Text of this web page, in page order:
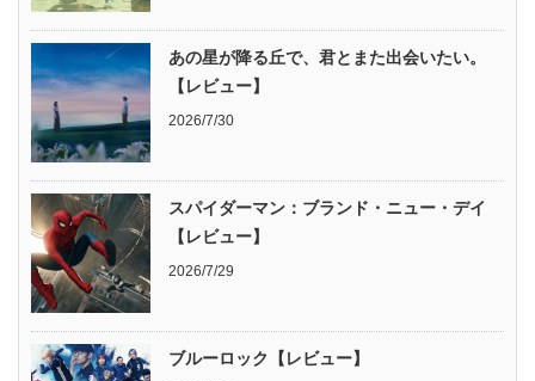
あの星が降る丘で、君とまた出会いたい。
【レビュー】
2026/7/30
スパイダーマン：ブランド・ニュー・デイ
【レビュー】
2026/7/29
ブルーロック【レビュー】